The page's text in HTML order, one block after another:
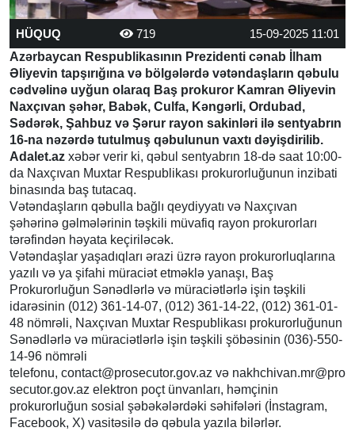
HÜQUQ 719
15-09-2025 11:01
Azərbaycan Respublikasının Prezidenti cənab İlham
Əliyevin tapşırığına və bölgələrdə vətəndaşların qəbulu
cədvəlinə uyğun olaraq Baş prokuror Kamran Əliyevin
Naxçıvan şəhər, Babək, Culfa, Kəngərli, Ordubad,
Sədərək, Şahbuz və Şərur rayon sakinləri ilə sentyabrın
16-na nəzərdə tutulmuş qəbulunun vaxtı dəyişdirilib.
Adalet.az xəbər verir ki, qəbul sentyabrın 18-də saat 10:00-
da Naxçıvan Muxtar Respublikası prokurorluğunun inzibati
binasında baş tutacaq.
Vətəndaşların qəbulla bağlı qeydiyyatı və Naxçıvan
şəhərinə gəlmələrinin təşkili müvafiq rayon prokurorları
tərəfindən həyata keçiriləcək.
Vətəndaşlar yaşadıqları ərazi üzrə rayon prokurorluqlarına
yazılı və ya şifahi müraciət etməklə yanaşı, Baş
Prokurorluğun Sənədlərlə və müraciətlərlə işin təşkili
idarəsinin (012) 361-14-07, (012) 361-14-22, (012) 361-01-
48 nömrəli, Naxçıvan Muxtar Respublikası prokurorluğunun
Sənədlərlə və müraciətlərlə işin təşkili şöbəsinin (036)-550-
14-96 nömrəli
telefonu, contact@prosecutor.gov.az və nakhchivan.mr@pro
secutor.gov.az elektron poçt ünvanları, həmçinin
prokurorluğun sosial şəbəkələrdəki səhifələri (İnstagram,
Facebook, X) vasitəsilə də qəbula yazıla bilərlər.